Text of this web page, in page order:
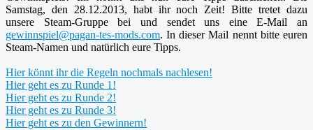
Samstag, den 28.12.2013, habt ihr noch Zeit! Bitte tretet dazu
unsere Steam-Gruppe bei und sendet uns eine E-Mail an
gewinnspiel@pagan-tes-mods.com. In dieser Mail nennt bitte euren
Steam-Namen und natürlich eure Tipps.
Hier könnt ihr die Regeln nochmals nachlesen!
Hier geht es zu Runde 1!
Hier geht es zu Runde 2!
Hier geht es zu Runde 3!
Hier geht es zu den Gewinnern!